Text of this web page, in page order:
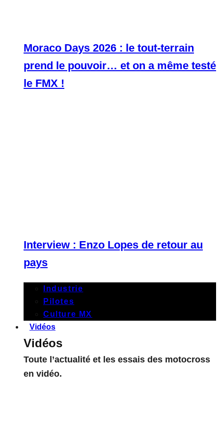
Moraco Days 2026 : le tout-terrain
prend le pouvoir… et on a même testé
le FMX !
Interview : Enzo Lopes de retour au
pays
Industrie
Pilotes
Culture MX
Vidéos
Vidéos
Toute l’actualité et les essais des motocross
en vidéo.